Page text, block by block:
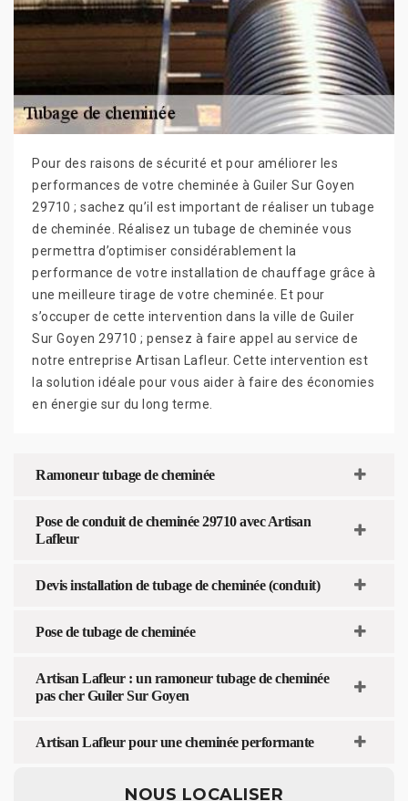
Pour des raisons de sécurité et pour améliorer les
performances de votre cheminée à Guiler Sur Goyen
29710 ; sachez qu’il est important de réaliser un tubage
de cheminée. Réalisez un tubage de cheminée vous
permettra d’optimiser considérablement la
performance de votre installation de chauffage grâce à
une meilleure tirage de votre cheminée. Et pour
s’occuper de cette intervention dans la ville de Guiler
Sur Goyen 29710 ; pensez à faire appel au service de
notre entreprise Artisan Lafleur. Cette intervention est
la solution idéale pour vous aider à faire des économies
en énergie sur du long terme.
Ramoneur tubage de cheminée
Pose de conduit de cheminée 29710 avec Artisan
Lafleur
Devis installation de tubage de cheminée (conduit)
Pose de tubage de cheminée
Artisan Lafleur : un ramoneur tubage de cheminée
pas cher Guiler Sur Goyen
Artisan Lafleur pour une cheminée performante
NOUS LOCALISER